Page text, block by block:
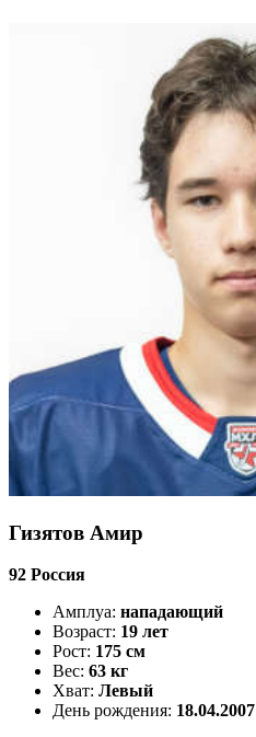
Гизятов Амир
92 Россия
Амплуа: нападающий
Возраст: 19 лет
Рост: 175 см
Вес: 63 кг
Хват: Левый
День рождения: 18.04.2007